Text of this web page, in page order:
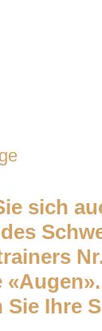
sich
«Augen».
Sie Ihre